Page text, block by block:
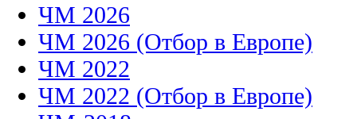
ЧМ 2026
ЧМ 2026 (Отбор в Европе)
ЧМ 2022
ЧМ 2022 (Отбор в Европе)